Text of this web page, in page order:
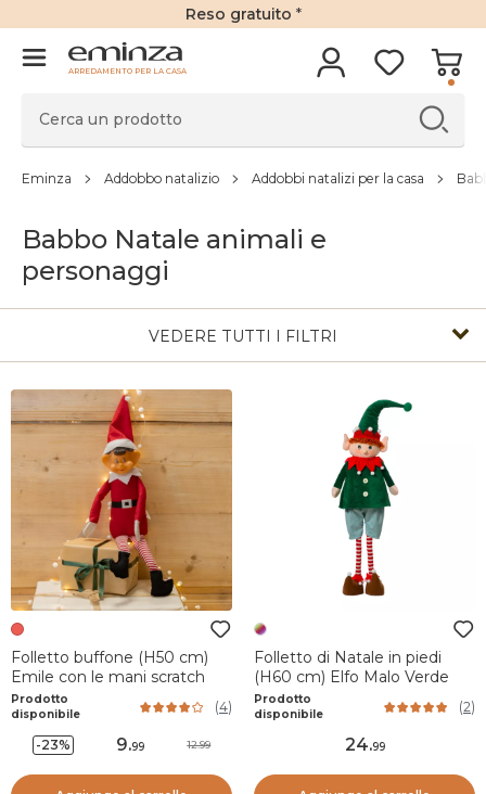
Reso gratuito *
ARREDAMENTO PER LA CASA
Eminza Addobbo natalizio Addobbi natalizi per la casa
Babbo Natale animali e
personaggi
VEDERE TUTTI I FILTRI
Folletto buffone (H50 cm)
Emile con le mani scratch
Prodotto
disponibile
(4)
-23% 9.99 12.99
Folletto di Natale in piedi
(H60 cm) Elfo Malo Verde
Prodotto
disponibile
(2)
24.99